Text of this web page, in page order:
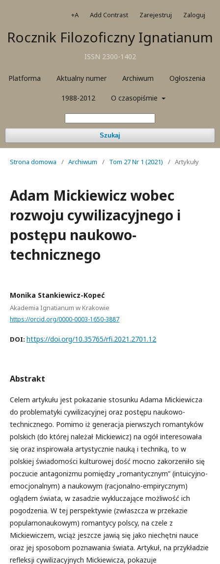
Rocznik Filozoficzny Ignatianum
ISSN 2300-1402
Platforma Aktualny numer Archiwum Ogłoszenia
1988-2012 O czasopiśmie
Szukaj
+A Add Contrast Zarejestruj Zaloguj
Strona domowa / Archiwum / Tom 27 Nr 1 (2021) / Artykuły
Adam Mickiewicz wobec
rozwoju cywilizacyjnego i
postępu naukowo-
technicznego
Monika Stankiewicz-Kopeć
Akademia Ignatianum w Krakowie
https://orcid.org/0000-0003-1650-3887
DOI: https://doi.org/10.35765/rfi.2021.2701.12
Abstrakt
Celem artykułu jest pokazanie stosunku Adama Mickiewicza
do problematyki cywilizacyjnej oraz postępu naukowo-
technicznego. Pomimo iż generacja pierwszych romantyków
polskich (do której należał Mickiewicz) na ogół interesowała
się oraz inspirowała artystycznie nauką i techniką, to w
polskiej świadomości kulturowej dość mocno zakorzeniło się
poczucie antagonizmu pomiędzy „romantycznym” (intuicyjno-
emocjonalnym) a naukowym (racjonalno-empirycznym)
oglądem świata, w zasadzie wykluczające możliwość ich
pogodzenia. W tej perspektywie (zwłaszcza w przekazie
popularnonaukowym) romantycy polscy, na czele z
Mickiewiczem, wciąż jeszcze jawią się jako niechętni nauce
oraz jej sposobom poznawania świata. Artykuł, na przykładzie
refleksji cywilizacyjnych Mickiewicza, pokazuje